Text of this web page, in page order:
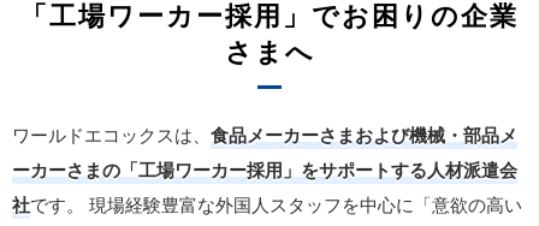
「工場ワーカー採用」でお困りの企業
さまへ
ワールドエコックスは、 食品メーカーさまおよび機械・部品メ
ーカーさまの「工場ワーカー採用」をサポートする人材派遣会
社です。
現場経験豊富な外国人スタッフを中心に「意欲の高い